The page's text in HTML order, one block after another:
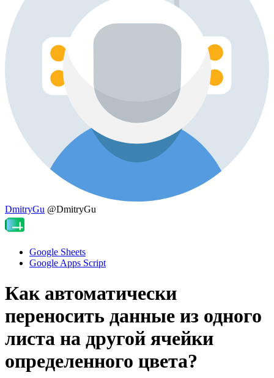
DmitryGu @DmitryGu
Google Sheets
Google Apps Script
Как автоматически
переносить данные из одного
листа на другой ячейки
определенного цвета?